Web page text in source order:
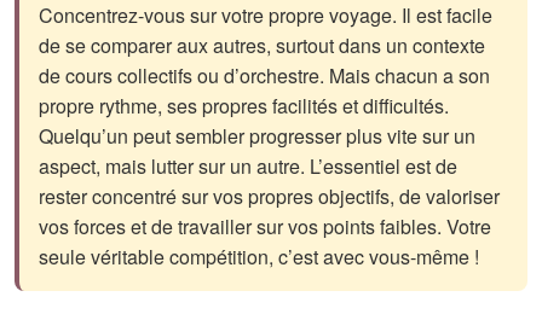
Concentrez-vous sur votre propre voyage. Il est facile
de se comparer aux autres, surtout dans un contexte
de cours collectifs ou d’orchestre. Mais chacun a son
propre rythme, ses propres facilités et difficultés.
Quelqu’un peut sembler progresser plus vite sur un
aspect, mais lutter sur un autre. L’essentiel est de
rester concentré sur vos propres objectifs, de valoriser
vos forces et de travailler sur vos points faibles. Votre
seule véritable compétition, c’est avec vous-même !